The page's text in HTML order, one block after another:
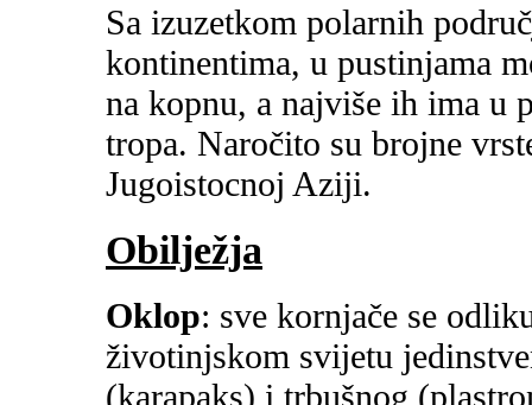
Sa izuzetkom polarnih
kontinentima, u pustinjama
na kopnu, a najviše ih ima u
tropa. Naročito su brojne
Jugoistocnoj Aziji.
Obilježja
Oklop: sve kornjače se
životinjskom svijetu
(karapaks) i trbušnog